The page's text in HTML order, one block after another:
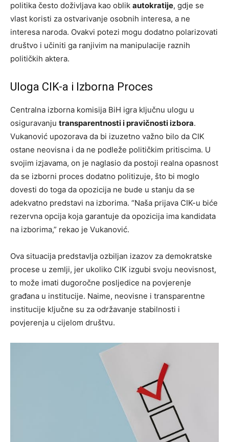
politika često doživljava kao oblik autokratije, gdje se
vlast koristi za ostvarivanje osobnih interesa, a ne
interesa naroda. Ovakvi potezi mogu dodatno polarizovati
društvo i učiniti ga ranjivim na manipulacije raznih
političkih aktera.
Uloga CIK-a i Izborna Proces
Centralna izborna komisija BiH igra ključnu ulogu u
osiguravanju transparentnosti i pravičnosti izbora.
Vukanović upozorava da bi izuzetno važno bilo da CIK
ostane neovisna i da ne podleže političkim pritiscima. U
svojim izjavama, on je naglasio da postoji realna opasnost
da se izborni proces dodatno politizuje, što bi moglo
dovesti do toga da opozicija ne bude u stanju da se
adekvatno predstavi na izborima. “Naša prijava CIK-u biće
rezervna opcija koja garantuje da opozicija ima kandidata
na izborima,” rekao je Vukanović.
Ova situacija predstavlja ozbiljan izazov za demokratske
procese u zemlji, jer ukoliko CIK izgubi svoju neovisnost,
to može imati dugoročne posljedice na povjerenje
građana u institucije. Naime, neovisne i transparentne
institucije ključne su za održavanje stabilnosti i
povjerenja u cijelom društvu.